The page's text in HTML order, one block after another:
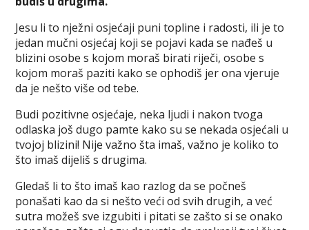
Jesu li to nježni osjećaji puni topline i radosti, ili je to
jedan mučni osjećaj koji se pojavi kada se nađeš u
blizini osobe s kojom moraš birati riječi, osobe s
kojom moraš paziti kako se ophodiš jer ona vjeruje
da je nešto više od tebe.
Budi pozitivne osjećaje, neka ljudi i nakon tvoga
odlaska još dugo pamte kako su se nekada osjećali u
tvojoj blizini! Nije važno šta imaš, važno je koliko to
što imaš dijeliš s drugima.
Gledaš li to što imaš kao razlog da se počneš
ponašati kao da si nešto veći od svih drugih, a već
sutra možeš sve izgubiti i pitati se zašto si se onako